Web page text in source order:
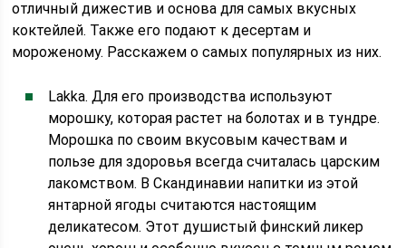
отличный дижестив и основа для самых вкусных
коктейлей. Также его подают к десертам и
мороженому. Расскажем о самых популярных из них.
Lakka. Для его производства используют
морошку, которая растет на болотах и в тундре.
Морошка по своим вкусовым качествам и
пользе для здоровья всегда считалась царским
лакомством. В Скандинавии напитки из этой
янтарной ягоды считаются настоящим
деликатесом. Этот душистый финский ликер